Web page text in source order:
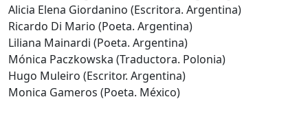
Alicia Elena Giordanino (Escritora. Argentina)
Ricardo Di Mario (Poeta. Argentina)
Liliana Mainardi (Poeta. Argentina)
Mónica Paczkowska (Traductora. Polonia)
Hugo Muleiro (Escritor. Argentina)
Monica Gameros (Poeta. México)